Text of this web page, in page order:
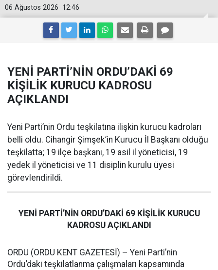
12:46
06 Ağustos 2026
YENİ PARTİ’NİN ORDU’DAKİ 69
KİŞİLİK KURUCU KADROSU
AÇIKLANDI
Yeni Parti’nin Ordu teşkilatına ilişkin kurucu kadroları
belli oldu. Cihangir Şimşek’in Kurucu İl Başkanı olduğu
teşkilatta; 19 ilçe başkanı, 19 asil il yöneticisi, 19
yedek il yöneticisi ve 11 disiplin kurulu üyesi
görevlendirildi.
YENİ PARTİ’NİN ORDU’DAKİ 69 KİŞİLİK KURUCU
KADROSU AÇIKLANDI
ORDU (ORDU KENT GAZETESİ) – Yeni Parti’nin
Ordu’daki teşkilatlanma çalışmaları kapsamında